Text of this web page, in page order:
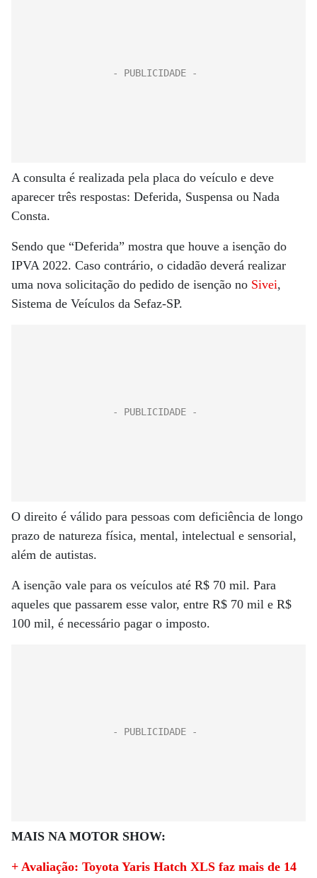
A consulta é realizada pela placa do veículo e deve
aparecer três respostas: Deferida, Suspensa ou Nada
Consta.
Sendo que “Deferida” mostra que houve a isenção do
IPVA 2022. Caso contrário, o cidadão deverá realizar
uma nova solicitação do pedido de isenção no Sivei,
Sistema de Veículos da Sefaz-SP.
O direito é válido para pessoas com deficiência de longo
prazo de natureza física, mental, intelectual e sensorial,
além de autistas.
A isenção vale para os veículos até R$ 70 mil. Para
aqueles que passarem esse valor, entre R$ 70 mil e R$
100 mil, é necessário pagar o imposto.
MAIS NA MOTOR SHOW:
+ Avaliação: Toyota Yaris Hatch XLS faz mais de 14